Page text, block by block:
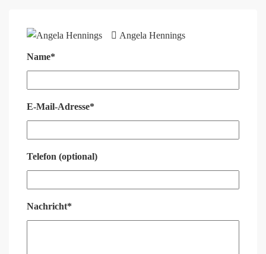
Angela Hennings
Name*
E-Mail-Adresse*
Telefon (optional)
Nachricht*